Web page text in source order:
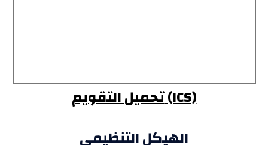
تحميل التقويم (ICS)
الهيكل التنظيمي